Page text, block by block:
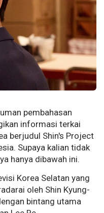
pembahasan
informasi terkai
berjudul Shin's Project
Supaya kalian tidak
hanya dibawah ini.
Korea Selatan yang
oleh Shin Kyung-
bintang utama